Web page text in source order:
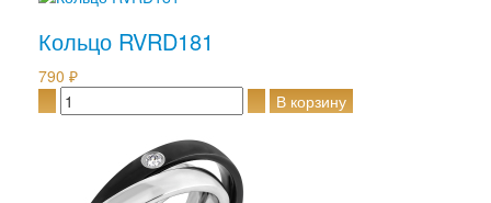
Кольцо RVRD181
790 ₽